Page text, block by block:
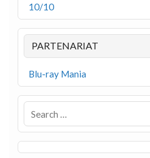
10/10
PARTENARIAT
Blu-ray Mania